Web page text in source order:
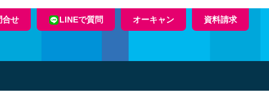
合せ LINEで質問 オーキャン 資料請求